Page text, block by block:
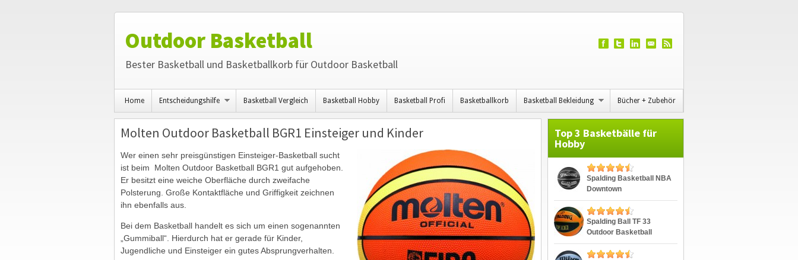
Outdoor Basketball
Bester Basketball und Basketballkorb für Outdoor Basketball
Home Entscheidungshilfe Basketball Vergleich Basketball Hobby Basketball Profi Basketballkorb Basketball Bekleidung Bücher + Zubehör
Molten Outdoor Basketball BGR1 Einsteiger und Kinder
Wer einen sehr preisgünstigen Einsteiger-Basketball sucht
ist beim Molten Outdoor Basketball BGR1 gut aufgehoben.
Er besitzt eine weiche Oberfläche durch zweifache
Polsterung. Große Kontaktfläche und Griffigkeit zeichnen
ihn ebenfalls aus.
Bei dem Basketball handelt es sich um einen sogenannten
„Gummiball“. Hierdurch hat er gerade für Kinder,
Jugendliche und Einsteiger ein gutes Absprungverhalten.
Top 3 Basketbälle für
Hobby
Spalding Basketball NBA
Downtown
Spalding Ball TF 33
Outdoor Basketball